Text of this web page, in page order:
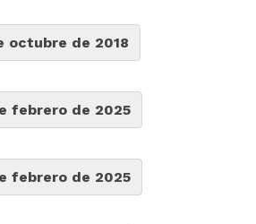
octubre de 2018
febrero de 2025
febrero de 2025